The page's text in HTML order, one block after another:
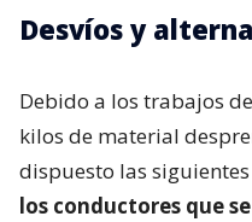
Desvíos y
Debido a los trabajos
kilos de material
dispuesto las siguientes
los conductores que